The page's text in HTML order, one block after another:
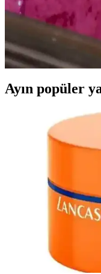
Yaratıcı
Mat rujlar, kaşlarda
sabitleme, kalıcılığı
tekniklerle kişisel ifade
Ayın popüler